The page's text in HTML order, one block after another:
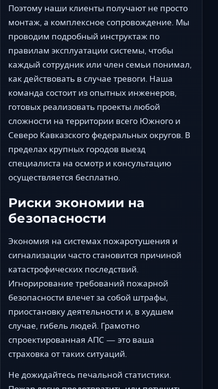
Поэтому наши клиенты получают не просто
монтаж, а комплексное сопровождение. Мы
проводим подробный инструктаж по
правилам эксплуатации системы, чтобы
каждый сотрудник или член семьи понимал,
как действовать в случае тревоги. Наша
команда состоит из опытных инженеров,
готовых реализовать проекты любой
сложности на территории всего Южного и
Северо Кавказского федеральных округов. В
пределах крупных городов выезд
специалиста на осмотр и консультацию
осуществляется бесплатно.
Риски экономии на
безопасности
Экономия на системах пожаротушения и
сигнализации часто становится причиной
катастрофических последствий.
Игнорирование требований пожарной
безопасности влечет за собой штрафы,
приостановку деятельности и, в худшем
случае, гибель людей. Грамотно
спроектированная АПС — это ваша
страховка от таких ситуаций.
Не дожидайтесь печальной статистики.